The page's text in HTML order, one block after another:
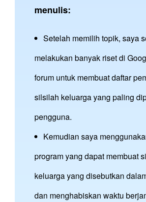
menulis:
Setelah memilih topik, saya
melakukan banyak riset di
forum untuk membuat daftar
silsilah keluarga yang paling
pengguna.
Kemudian saya
program yang dapat membuat
keluarga yang disebutkan
dan menghabiskan waktu